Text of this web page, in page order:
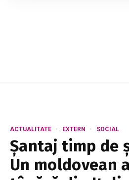
ACTUALITATE EXTERN SOCIAL
Șantaj timp de
Un moldovean